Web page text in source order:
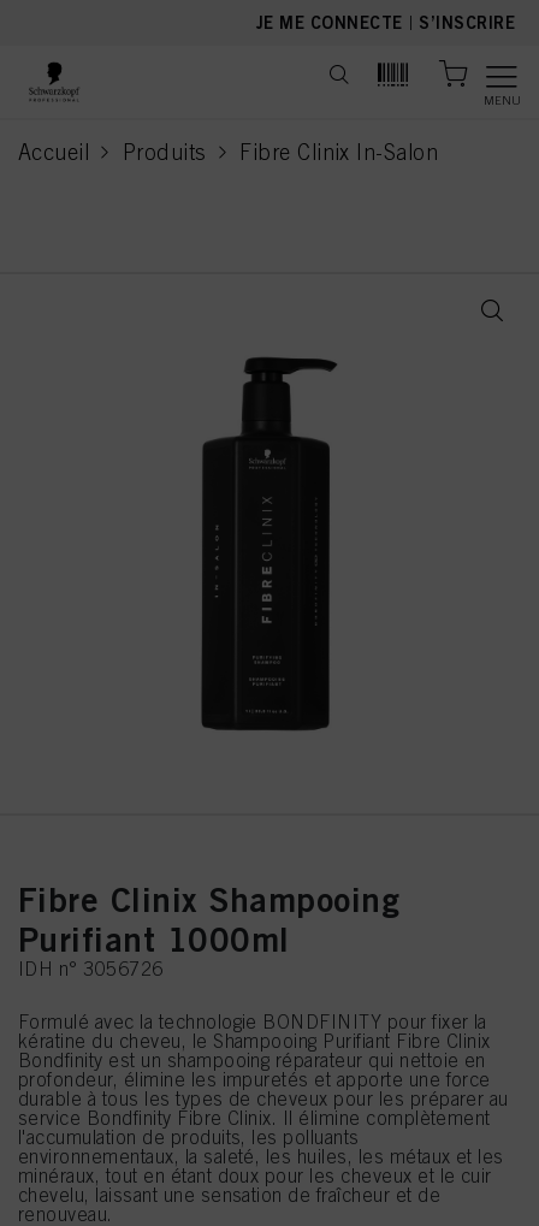
JE ME CONNECTE | S’INSCRIRE
MENU
Accueil Produits Fibre Clinix In-Salon
current page
Fibre Clinix Shampooing
Purifiant 1000ml
IDH n° 3056726
Formulé avec la technologie BONDFINITY pour fixer la
kératine du cheveu, le Shampooing Purifiant Fibre Clinix
Bondfinity est un shampooing réparateur qui nettoie en
profondeur, élimine les impuretés et apporte une force
durable à tous les types de cheveux pour les préparer au
service Bondfinity Fibre Clinix. Il élimine complètement
l'accumulation de produits, les polluants
environnementaux, la saleté, les huiles, les métaux et les
minéraux, tout en étant doux pour les cheveux et le cuir
chevelu, laissant une sensation de fraîcheur et de
renouveau.